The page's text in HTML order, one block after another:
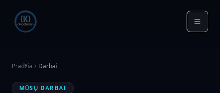
Pradžia Darbai
MŪSŲ DARBAI